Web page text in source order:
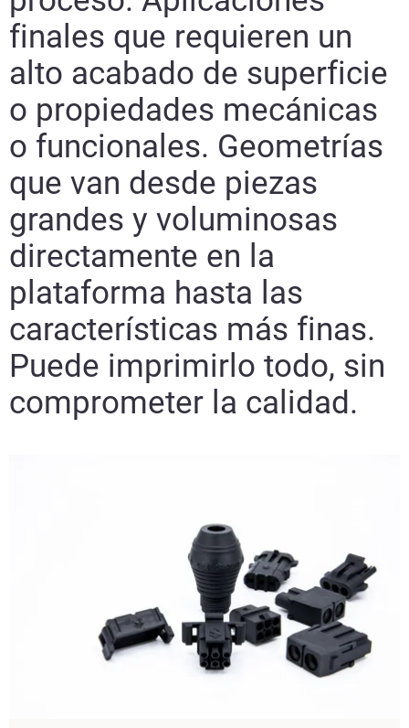
finales que requieren un
alto acabado de superficie
o propiedades mecánicas
o funcionales. Geometrías
que van desde piezas
grandes y voluminosas
directamente en la
plataforma hasta las
características más finas.
Puede imprimirlo todo, sin
comprometer la calidad.